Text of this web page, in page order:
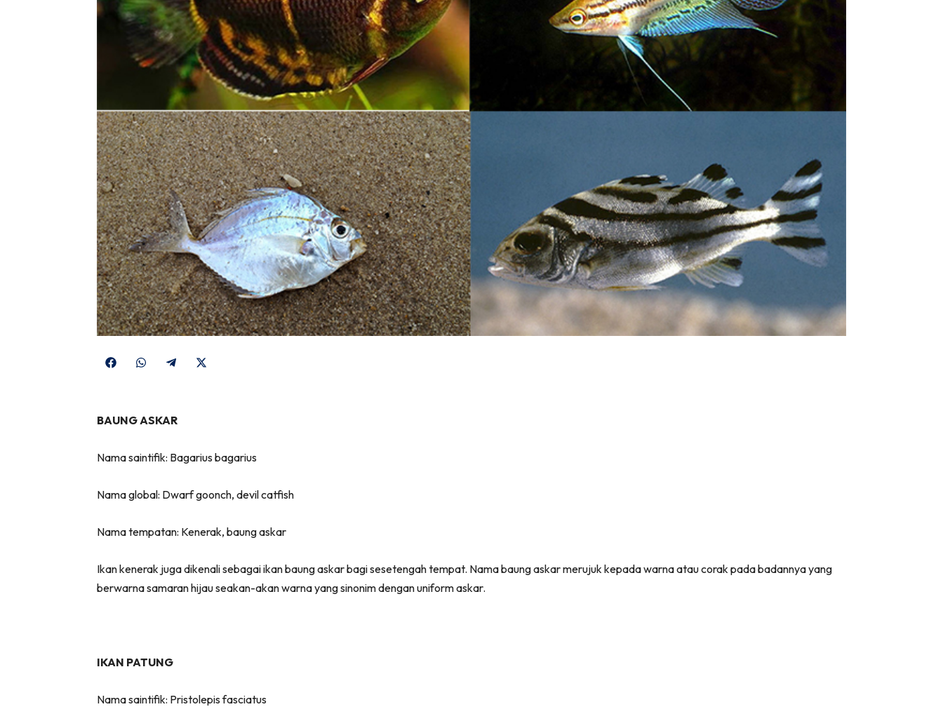
Share
Share
Share
BAUNG ASKAR
Nama saintifik: Bagarius bagarius
Nama global: Dwarf goonch, devil catfish
Nama tempatan: Kenerak, baung askar
Ikan kenerak juga dikenali sebagai ikan baung askar bagi sesetengah tempat. Nama baung askar merujuk kepada warna atau corak pada badannya yang
berwarna samaran hijau seakan-akan warna yang sinonim dengan uniform askar.
IKAN PATUNG
Nama saintifik: Pristolepis fasciatus